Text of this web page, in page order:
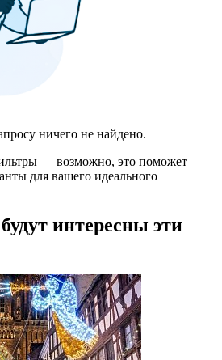
ничего не найдено.
— возможно, это поможет
для вашего идеального
интересны эти